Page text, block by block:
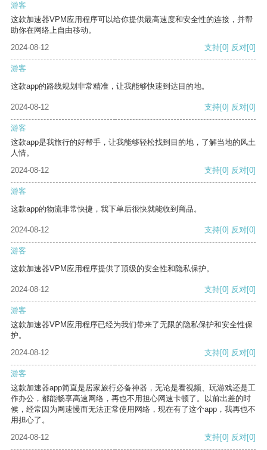
游客
这款加速器VPM应用程序可以给你提供最高速度和安全性的连接，并帮
助你在网络上自由移动。
2024-08-12
支持[0] 反对[0]
游客
这款app的路线规划非常精准，让我能够快速到达目的地。
2024-08-12 支持[0] 反对[0]
游客
这款app是我旅行的好帮手，让我能够轻松找到目的地，了解当地的风土
人情。
2024-08-12
支持[0] 反对[0]
游客
这款app的物流非常快捷，我下单后很快就能收到商品。
2024-08-12 支持[0] 反对[0]
游客
这款加速器VPM应用程序提供了顶级的安全性和隐私保护。
2024-08-12 支持[0] 反对[0]
游客
这款加速器VPM应用程序已经为我们带来了无限的隐私保护和安全性保
护。
2024-08-12
支持[0] 反对[0]
游客
这款加速器app简直是居家旅行必备神器，无论是看视频、玩游戏还是工
作办公，都能畅享高速网络，再也不用担心网速卡顿了。以前出差的时
候，经常因为网速慢而无法正常使用网络，现在有了这个app，我再也不
用担心了。
2024-08-12
支持[0] 反对[0]